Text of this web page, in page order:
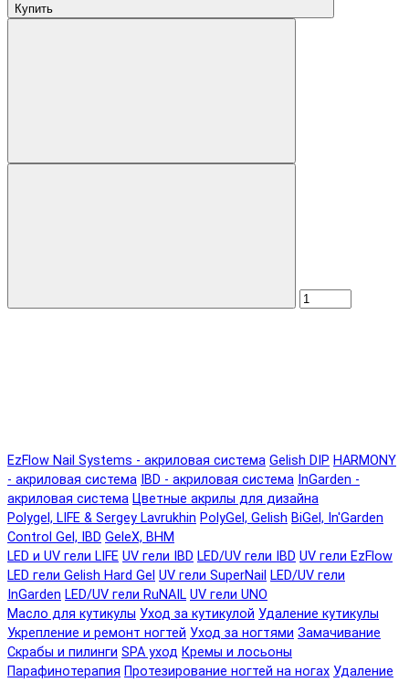
Купить
EzFlow Nail Systems - акриловая система Gelish DIP HARMONY
- акриловая система IBD - акриловая система InGarden -
акриловая система Цветные акрилы для дизайна
Polygel, LIFE & Sergey Lavrukhin PolyGel, Gelish BiGel, In'Garden
Control Gel, IBD GeleX, BHM
LED и UV гели LIFE UV гели IBD LED/UV гели IBD UV гели EzFlow
LED гели Gelish Hard Gel UV гели SuperNail LED/UV гели
InGarden LED/UV гели RuNAIL UV гели UNO
Масло для кутикулы Уход за кутикулой Удаление кутикулы
Укрепление и ремонт ногтей Уход за ногтями Замачивание
Скрабы и пилинги SPA уход Кремы и лосьоны
Парафинотерапия Протезирование ногтей на ногах Удаление